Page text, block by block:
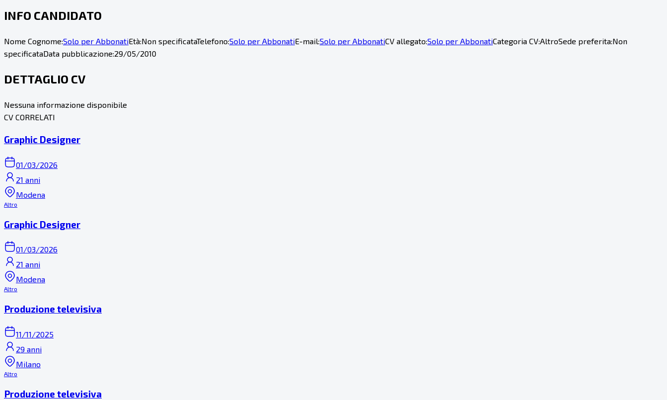
INFO CANDIDATO
Nome Cognome:Solo per AbbonatiEtà:Non specificataTelefono:Solo per AbbonatiE-mail:Solo per AbbonatiCV allegato:Solo per AbbonatiCategoria CV:AltroSede preferita:Non
specificataData pubblicazione:29/05/2010
DETTAGLIO CV
Nessuna informazione disponibile
CV CORRELATI
Graphic Designer
01/03/2026
21 anni
Modena
Altro
Graphic Designer
01/03/2026
21 anni
Modena
Altro
Produzione televisiva
11/11/2025
29 anni
Milano
Altro
Produzione televisiva